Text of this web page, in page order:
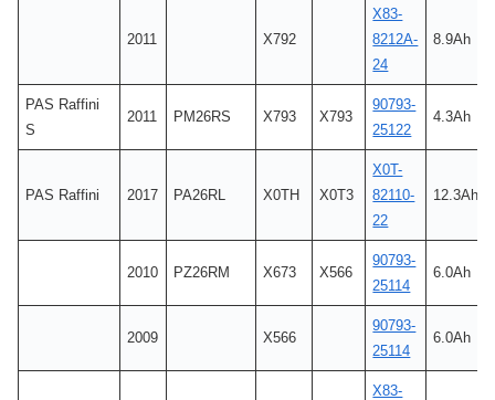
2011 X792
X83-
8212A-
24
8.9Ah
PAS Raffini
S
2011 PM26RS X793 X793
90793-
25122
4.3Ah
PAS Raffini 2017 PA26RL X0TH X0T3
X0T-
82110-
22
12.3Ah
2010 PZ26RM X673 X566
90793-
25114
6.0Ah
2009 X566
90793-
25114
6.0Ah
X83-